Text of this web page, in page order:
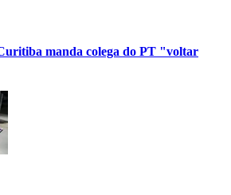
manda colega do PT "voltar